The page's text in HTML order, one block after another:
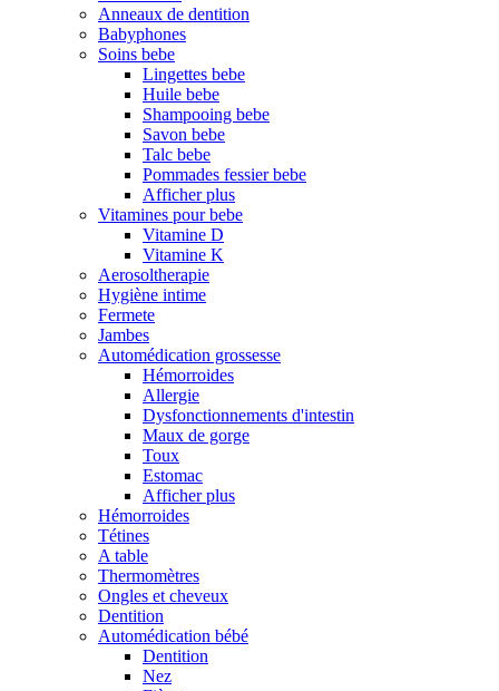
Anneaux de dentition
Babyphones
Soins bebe
Lingettes bebe
Huile bebe
Shampooing bebe
Savon bebe
Talc bebe
Pommades fessier bebe
Afficher plus
Vitamines pour bebe
Vitamine D
Vitamine K
Aerosoltherapie
Hygiène intime
Fermete
Jambes
Automédication grossesse
Hémorroides
Allergie
Dysfonctionnements d'intestin
Maux de gorge
Toux
Estomac
Afficher plus
Hémorroides
Tétines
A table
Thermomètres
Ongles et cheveux
Dentition
Automédication bébé
Dentition
Nez